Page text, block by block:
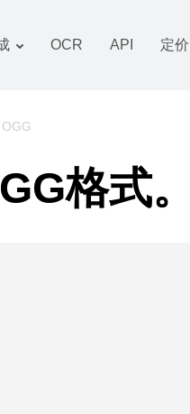
图像 转换器
书籍 转换器
OCR API 定价
格式。